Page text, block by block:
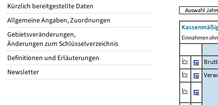
Kürzlich bereitgestellte Daten
Allgemeine Angaben, Zuordnungen
Gebietsveränderungen,
Änderungen zum Schlüsselverzeichnis
Definitionen und Erläuterungen
Newsletter
Einnahmen